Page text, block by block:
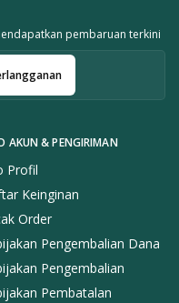
AKUN & PENGIRIMAN
Profil
Keinginan
Order
Pengembalian Dana
Pengembalian
Pembatalan
pembaruan terkini